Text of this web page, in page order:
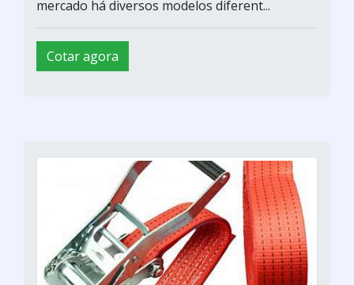
mercado há diversos modelos diferent...
Cotar agora